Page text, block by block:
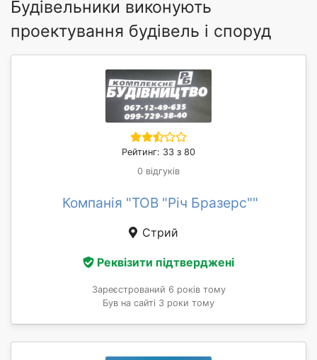
Будівельники виконують
проектування будівель і споруд
Рейтинг: 33 з 80
0 відгуків
Компанія "ТОВ "Річ Бразерс""
Стрий
Реквізити підтверджені
Зареєстрований 6 років тому
Був на сайті 3 роки тому